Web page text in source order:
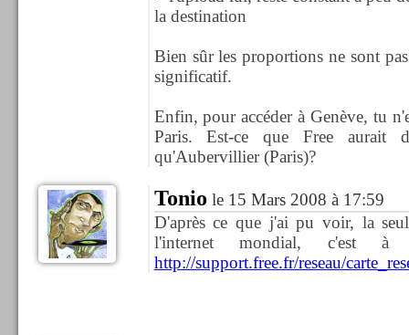
la destination
Bien sûr les proportions ne sont pas
significatif.
Enfin, pour accéder à Genève, tu
Paris. Est-ce que Free aurait
qu'Aubervillier (Paris)?
Tonio le 15 Mars 2008 à 17:59
D'après ce que j'ai pu voir, la
l'internet mondial, c'est
http://support.free.fr/reseau/